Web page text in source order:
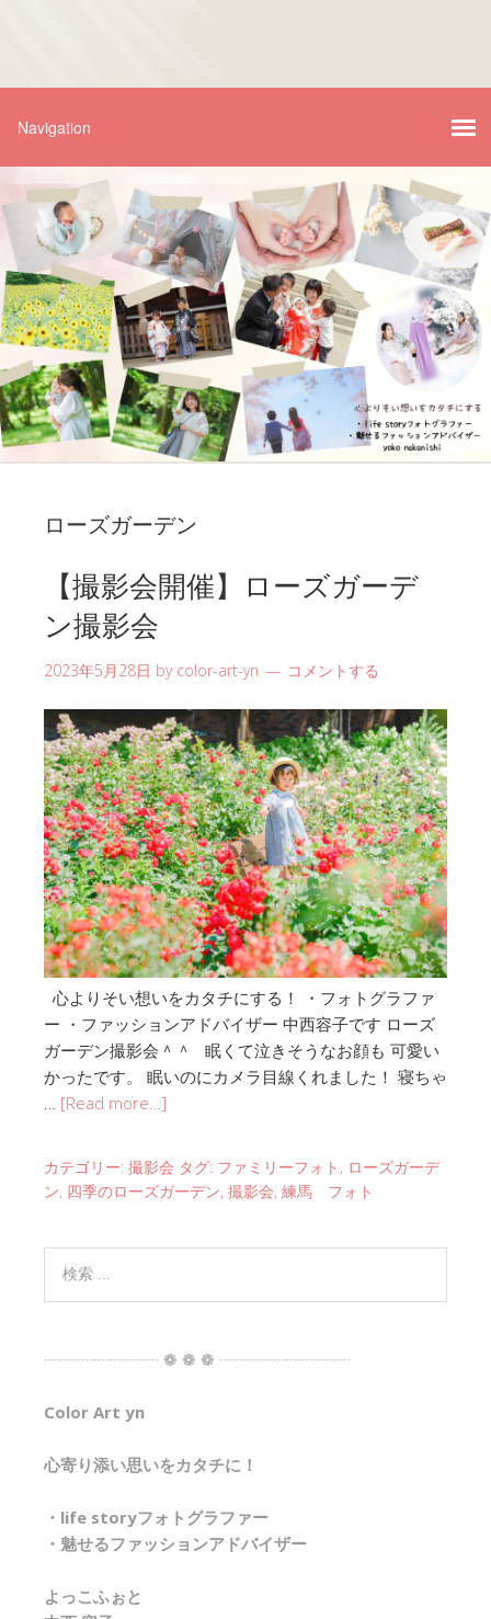
ローズガーデン
【撮影会開催】ローズガーデ
ン撮影会
2023年5月28日 by color-art-yn コメントする
心よりそい想いをカタチにする！ ・フォトグラファ
ー ・ファッションアドバイザー 中西容子です ローズ
ガーデン撮影会＾＾ 眠くて泣きそうなお顔も 可愛い
かったです。 眠いのにカメラ目線くれました！ 寝ちゃ
[Read more…]
カテゴリー: 撮影会 タグ: ファミリーフォト , ローズガーデ
ン, 四季のローズガーデン, 撮影会, 練馬 フォト
┈┈┈┈┈┈┈ ❁ ❁ ❁ ┈┈┈┈┈┈┈┈
Color Art yn
心寄り添い思いをカタチに！
・life storyフォトグラファー
・魅せるファッションアドバイザー
よっこふぉと